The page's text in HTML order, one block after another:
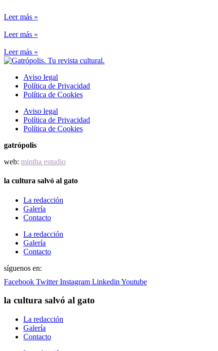
Leer más »
Leer más »
Leer más »
Aviso legal
Política de Privacidad
Política de Cookies
Aviso legal
Política de Privacidad
Política de Cookies
gatrópolis
web: mintha estudio
la cultura salvó al gato
La redacción
Galería
Contacto
La redacción
Galería
Contacto
síguenos en:
Facebook Twitter Instagram Linkedin Youtube
la cultura salvó al gato
La redacción
Galería
Contacto